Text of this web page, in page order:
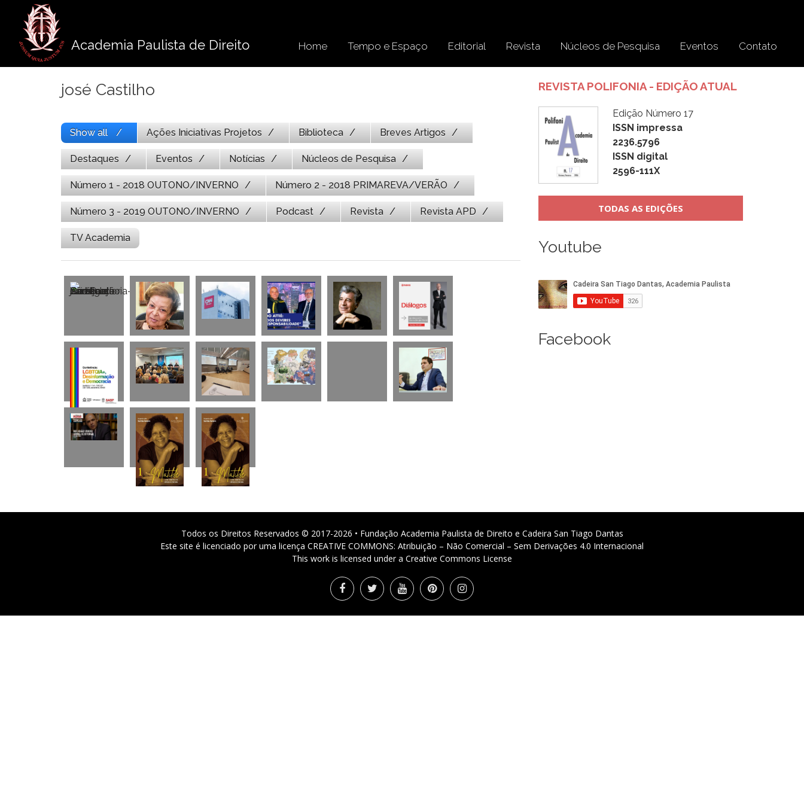
conteúdo
Academia Paulista de Direito Home Tempo e Espaço Editorial Revista Núcleos de Pesquisa Eventos Contato
josé Castilho
Show all Ações Iniciativas Projetos Biblioteca Breves Artigos
Destaques Eventos Notícias Núcleos de Pesquisa
Número 1 - 2018 OUTONO/INVERNO Número 2 - 2018 PRIMAREVA/VERÃO
Número 3 - 2019 OUTONO/INVERNO Podcast Revista Revista APD
TV Academia
REVISTA POLIFONIA - EDIÇÃO ATUAL
Edição Número 17
ISSN impressa
2236.5796
ISSN digital
2596-111X
TODAS AS EDIÇÕES
Youtube
Facebook
Todos os Direitos Reservados © 2017-2026 • Fundação Academia Paulista de Direito e Cadeira San Tiago Dantas
Este site é licenciado por uma licença CREATIVE COMMONS: Atribuição – Não Comercial – Sem Derivações 4.0 Internacional
This work is licensed under a Creative Commons License